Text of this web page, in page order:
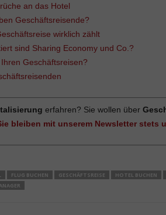
an das Hotel
Geschäftsreisende?
wirklich zählt
sind Sharing Economy und Co.?
Geschäftsreisen?
erfahren? Sie wollen über
bleiben mit unserem Newsletter stets
FLUG BUCHEN GESCHÄFTSREISE HOTEL BUCHEN